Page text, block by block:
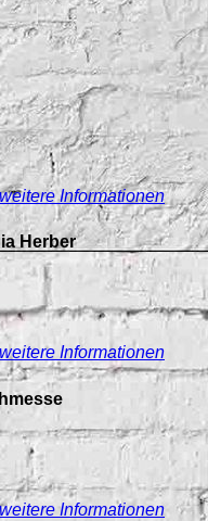
weitere Informationen
Herber
weitere Informationen
weitere Informationen